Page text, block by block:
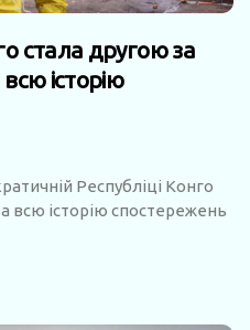
стала другою за
історію
Республіці Конго
всю історію спостережень